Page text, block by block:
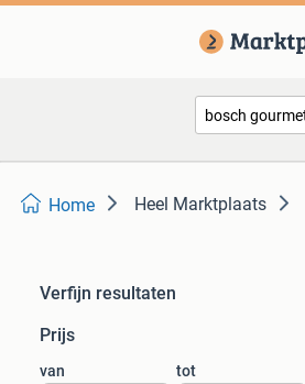
Home Heel Marktplaats
Verfijn resultaten
Prijs
van tot